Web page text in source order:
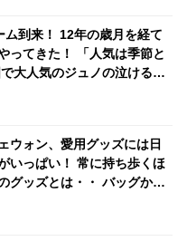
ム到来！ 12年の歳月を経て
ってきた！ 「人気は季節と
大人気のジュノの泣ける過
ウォン、愛用グッズには日
いっぱい！ 常に持ち歩くほ
グッズとは・・ バッグから